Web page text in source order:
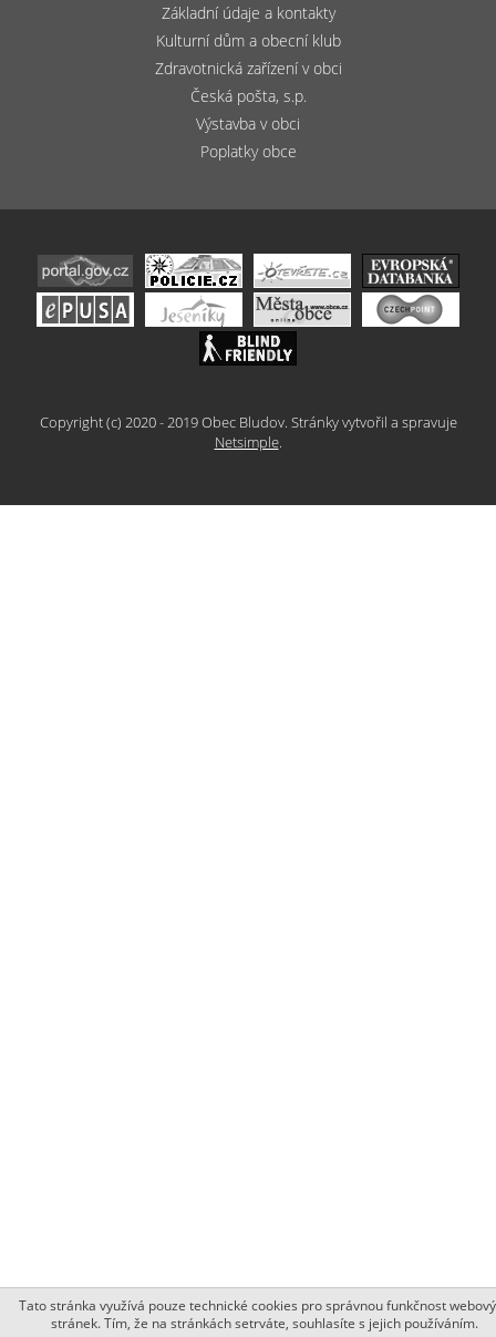
Základní údaje a kontakty
Kulturní dům a obecní klub
Zdravotnická zařízení v obci
Česká pošta, s.p.
Výstavba v obci
Poplatky obce
Copyright (c) 2020 - 2019 Obec Bludov. Stránky vytvořil a spravuje
Netsimple.
Tato stránka využívá pouze technické cookies pro správnou funkčnost
stránek. Tím, že na stránkách setrváte, souhlasíte s jejich používáním.